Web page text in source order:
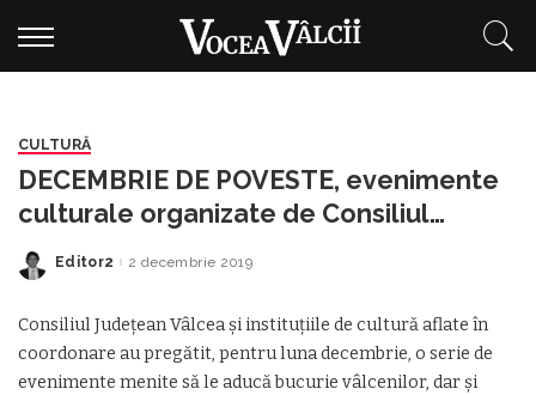
CULTURĂ
DECEMBRIE DE POVESTE, evenimente
culturale organizate de Consiliul
Județean Vâlcea
Posted
Editor2 2 decembrie 2019
Consiliul Județean Vâlcea și instituțiile de cultură aflate în
coordonare au pregătit, pentru luna decembrie, o serie de
evenimente menite să le aducă bucurie vâlcenilor, dar și